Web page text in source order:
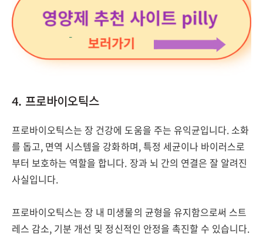
4. 프로바이오틱스
프로바이오틱스는 장 건강에 도움을 주는 유익균입니다. 소화
를 돕고, 면역 시스템을 강화하며, 특정 세균이나 바이러스로
부터 보호하는 역할을 합니다. 장과 뇌 간의 연결은 잘 알려진
사실입니다.
프로바이오틱스는 장 내 미생물의 균형을 유지함으로써 스트
레스 감소, 기분 개선 및 정신적인 안정을 촉진할 수 있습니다.